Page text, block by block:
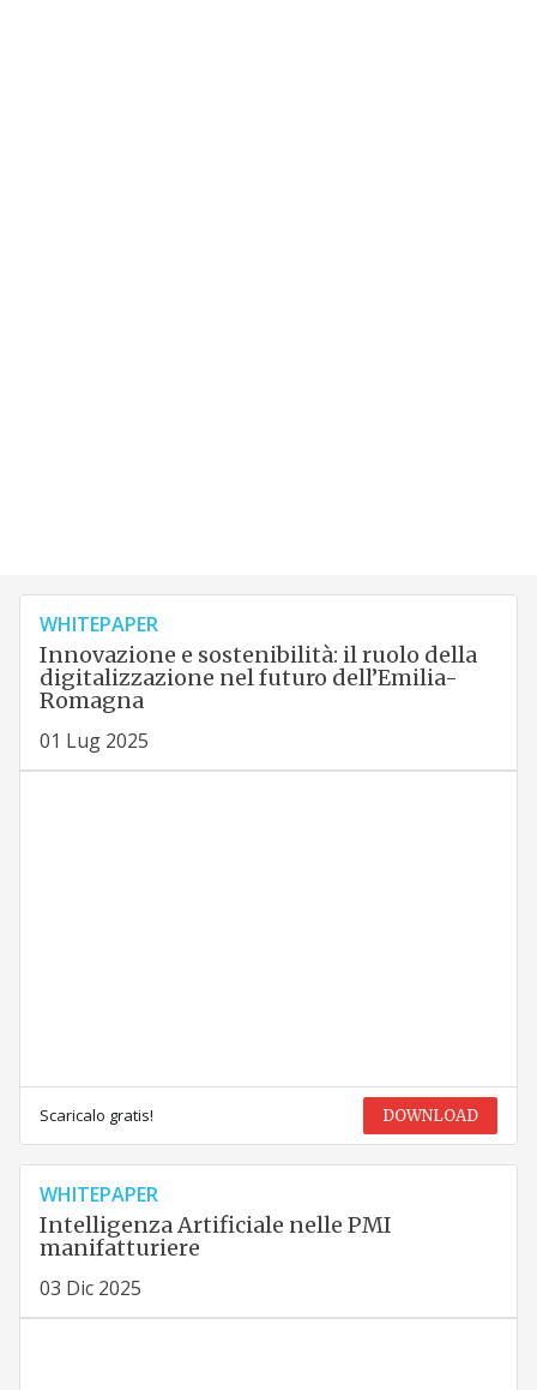
WHITEPAPER
Innovazione e sostenibilità: il ruolo della
digitalizzazione nel futuro dell’Emilia-
Romagna
01 Lug 2025
Scaricalo gratis! DOWNLOAD
WHITEPAPER
Intelligenza Artificiale nelle PMI
manifatturiere
03 Dic 2025